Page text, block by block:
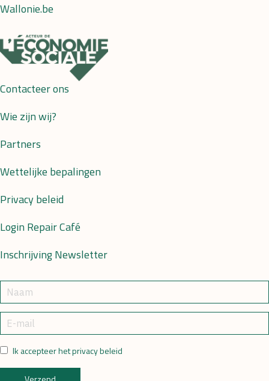
Wallonie.be
Contacteer ons
Wie zijn wij?
Partners
Wettelijke bepalingen
Privacy beleid
Login Repair Café
Inschrijving Newsletter
Ik accepteer het privacy beleid